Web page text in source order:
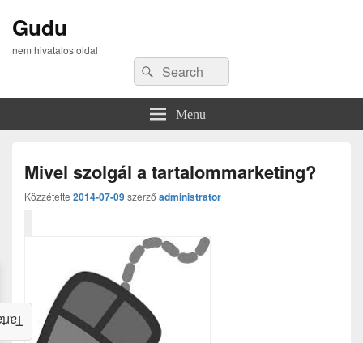
Gudu
nem hivatalos oldal
Search
for:
Search
Menu
Mivel szolgál a tartalommarketing?
Közzétette 2014-07-09szerző administrator